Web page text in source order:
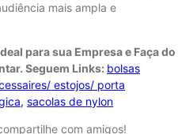
mais ampla e
para sua Empresa e Faça do
Seguem Links: bolsas
estojos/ porta
, sacolas de nylon
com amigos!